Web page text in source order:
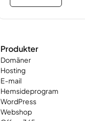
Produkter
Domäner
Hosting
E-mail
Hemsideprogram
WordPress
Webshop